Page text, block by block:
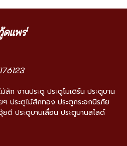
ดแพร่
สัก งานประตู ประตูโมเดิร์น ประตูบาน
ประตูไม้สักทอง ประตูกระจกนิรภัย
ดี ประตูบานเลื่อน ประตูบานสไลด์